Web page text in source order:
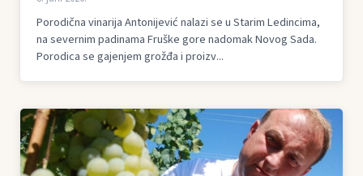
Porodična vinarija Antonijević nalazi se u Starim Ledincima,
na severnim padinama Fruške gore nadomak Novog Sada.
Porodica se gajenjem grožđa i proizv...